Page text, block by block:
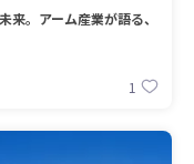
来。アーム産業が語る、
1